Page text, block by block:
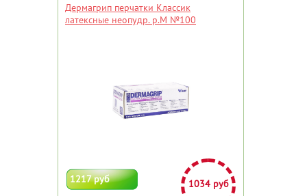
Дермагрип перчатки Классик
латексные неопудр. р.М №100
1217 руб 1034 руб